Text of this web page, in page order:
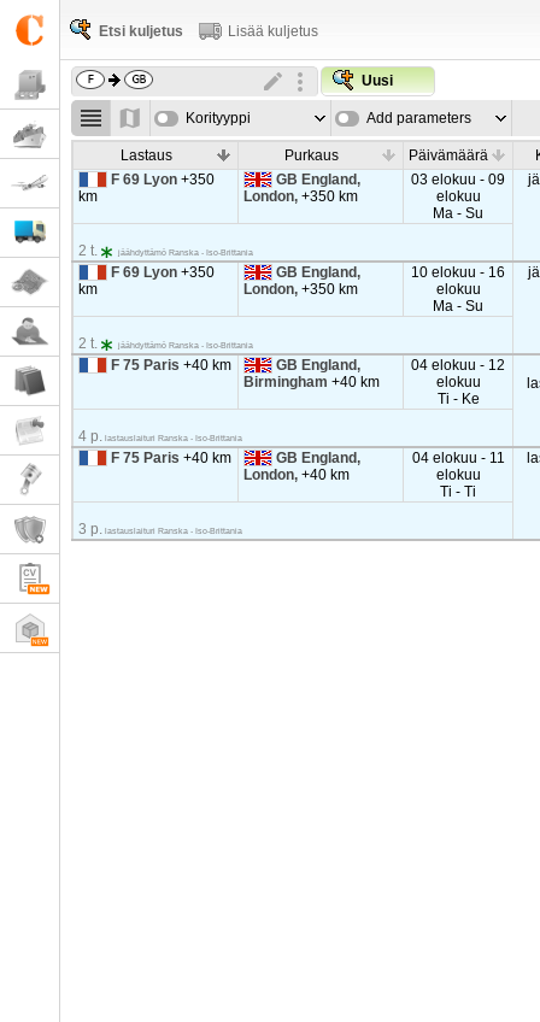
Etsi kuljetus Lisää kuljetus
Uusi
Korityyppi Add parameters
Lastaus Purkaus Päivämäärä
F 69 Lyon+350
km
GB England,
London,+350 km
03 elokuu - 09
elokuu
Ma - Su
2 t. jäähdyttämö Ranska - Iso-Brittania
F 69 Lyon+350
km
GB England,
London,+350 km
10 elokuu - 16
elokuu
Ma - Su
2 t. jäähdyttämö Ranska - Iso-Brittania
F 75 Paris+40 km
GB England,
Birmingham+40 km
04 elokuu - 12
elokuu
Ti - Ke
4 p. lastauslaituri Ranska - Iso-Brittania
F 75 Paris+40 km
GB England,
London,+40 km
04 elokuu - 11
elokuu
Ti - Ti
3 p. lastauslaituri Ranska - Iso-Brittania